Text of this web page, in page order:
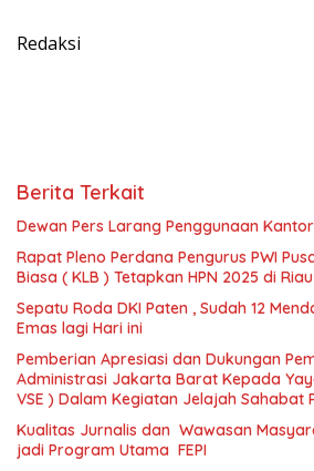
Redaksi
Berita Terkait
Dewan Pers Larang Penggunaan
Rapat Pleno Perdana Pengurus PWI
Biasa ( KLB ) Tetapkan HPN 2025 di Riau
Sepatu Roda DKI Paten , Sudah 12
Emas lagi Hari ini
Pemberian Apresiasi dan Dukungan
Administrasi Jakarta Barat Kepada
VSE ) Dalam Kegiatan Jelajah Sahabat
SAPA )
Kualitas Jurnalis dan Wawasan
jadi Program Utama FEPI